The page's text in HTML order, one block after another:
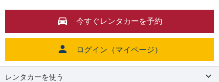
今すぐレンタカーを予約
ログイン（マイページ）
レンタカーを使う